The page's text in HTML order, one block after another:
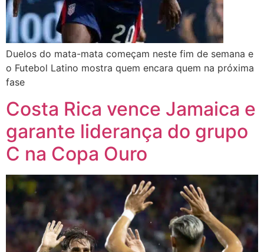
Duelos do mata-mata começam neste fim de semana e
o Futebol Latino mostra quem encara quem na próxima
fase
Costa Rica vence Jamaica e
garante liderança do grupo
C na Copa Ouro